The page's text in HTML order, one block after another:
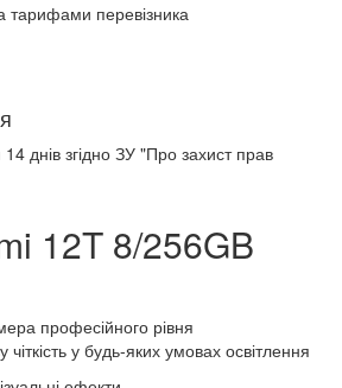
тарифами перевізника
14 днів згідно ЗУ "Про захист прав
12T 8/256GB
професійного рівня
чіткість у будь-яких умовах освітлення